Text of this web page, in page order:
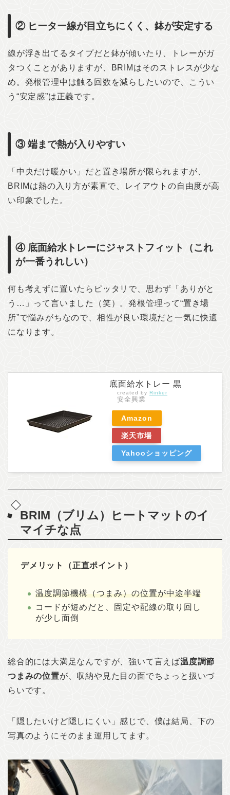
② ヒーター線が目立ちにくく、鉢が安定する
線が浮き出てるタイプだと鉢が傾いたり、トレーがガ
タつくことがありますが、BRIMはそのストレスが少な
め。発根管理中は触る回数を減らしたいので、こうい
う“安定感”は正義です。
③ 端まで熱が入りやすい
「中央だけ暖かい」だと置き場所が限られますが、
BRIMは熱の入り方が素直で、レイアウトの自由度が高
い印象でした。
④ 底面給水トレーにジャストフィット（これ
が一番うれしい）
何も考えずに置いたらピッタリで、思わず「ありがと
う…」って言いました（笑）。発根管理って“置き場
所”で悩みがちなので、相性が良い環境だと一気に快適
になります。
底面給水トレー 黒
created by Rinker
安全興業
Amazon
楽天市場
Yahooショッピング
BRIM（ブリム）ヒートマットのイ
マイチな点
デメリット（正直ポイント）
温度調節機構（つまみ）の位置が中途半端
コードが短めだと、固定や配線の取り回し
が少し面倒
総合的には大満足なんですが、強いて言えば温度調節
つまみの位置が、収納や見た目の面でちょっと扱いづ
らいです。
「隠したいけど隠しにくい」感じで、僕は結局、下の
写真のようにそのまま運用してます。